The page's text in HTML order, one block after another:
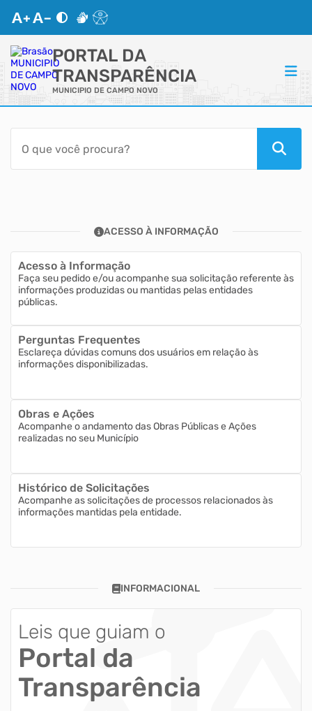
PORTAL DA
TRANSPARÊNCIA
MUNICIPIO DE CAMPO NOVO
ACESSO RÁPIDO
Acessibilidade
Autoatendimento
Mapa do Site
ACESSO À INFORMAÇÃO
Acesso à Informação
Faça seu pedido e/ou acompanhe sua solicitação referente às
informações produzidas ou mantidas pelas entidades
públicas.
Perguntas Frequentes
Esclareça dúvidas comuns dos usuários em relação às
informações disponibilizadas.
Obras e Ações
Acompanhe o andamento das Obras Públicas e Ações
realizadas no seu Município
Histórico de Solicitações
Acompanhe as solicitações de processos relacionados às
informações mantidas pela entidade.
INFORMACIONAL
Leis que guiam o
Portal da
Transparência